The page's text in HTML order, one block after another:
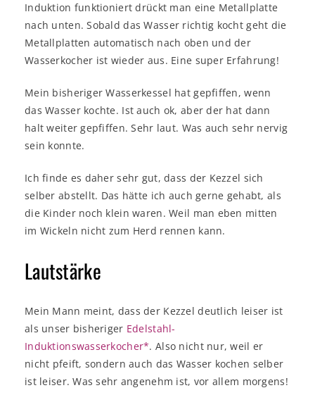
Induktion funktioniert drückt man eine Metallplatte
nach unten. Sobald das Wasser richtig kocht geht die
Metallplatten automatisch nach oben und der
Wasserkocher ist wieder aus. Eine super Erfahrung!
Mein bisheriger Wasserkessel hat gepfiffen, wenn
das Wasser kochte. Ist auch ok, aber der hat dann
halt weiter gepfiffen. Sehr laut. Was auch sehr nervig
sein konnte.
Ich finde es daher sehr gut, dass der Kezzel sich
selber abstellt. Das hätte ich auch gerne gehabt, als
die Kinder noch klein waren. Weil man eben mitten
im Wickeln nicht zum Herd rennen kann.
Lautstärke
Mein Mann meint, dass der Kezzel deutlich leiser ist
als unser bisheriger Edelstahl-
Induktionswasserkocher*. Also nicht nur, weil er
nicht pfeift, sondern auch das Wasser kochen selber
ist leiser. Was sehr angenehm ist, vor allem morgens!